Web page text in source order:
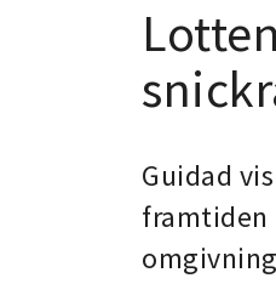
Guidad
framtiden